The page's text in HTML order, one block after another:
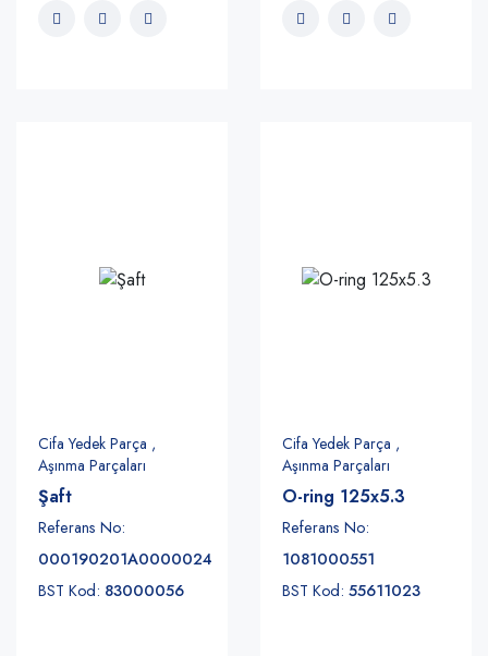
Cifa Yedek Parça ,
Aşınma Parçaları
Şaft
Referans No:
000190201A0000024
BST Kod: 83000056
Cifa Yedek Parça ,
Aşınma Parçaları
O-ring 125x5.3
Referans No:
1081000551
BST Kod: 55611023